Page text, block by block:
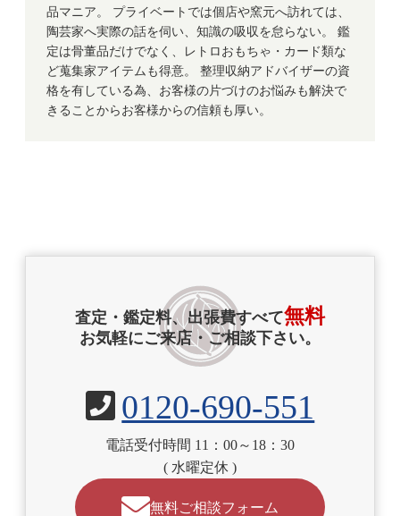
品マニア。 プライベートでは個店や窯元へ訪れては、
陶芸家へ実際の話を伺い、知識の吸収を怠らない。 鑑
定は骨董品だけでなく、レトロおもちゃ・カード類な
ど蒐集家アイテムも得意。 整理収納アドバイザーの資
格を有している為、お客様の片づけのお悩みも解決で
きることからお客様からの信頼も厚い。
査定・鑑定料、出張費すべて無料
お気軽にご来店・ご相談下さい。
0120-690-551
電話受付時間 11：00～18：30
( 水曜定休 )
無料ご相談フォーム